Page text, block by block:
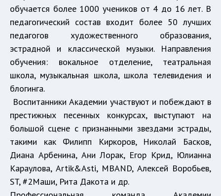
обучается более 1000 учеников от 4 до 16 лет. В
педагогический состав входит более 50 лучших
педагогов художественного образования,
эстрадной и классической музыки. Направления
обучения: вокальное отделение, театральная
школа, музыкальная школа, школа телевидения и
блогинга.
Воспитанники Академии участвуют и побеждают в
престижных песенных конкурсах, выступают на
большой сцене с признанными звездами эстрады,
такими как Филипп Киркоров, Николай Басков,
Диана Арбенина, Ани Лорак, Егор Крид, Юлианна
Караулова, Artik&Аsti, MBAND, Алексей Воробьев,
ST, #2Маши, Рита Дакота и др.